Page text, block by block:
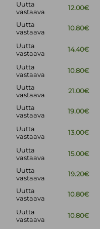
Uutta
vastaava
12.00€
Uutta
vastaava
10.80€
Uutta
vastaava
14.40€
Uutta
vastaava
10.80€
Uutta
vastaava
21.00€
Uutta
vastaava
19.00€
Uutta
vastaava
13.00€
Uutta
vastaava
15.00€
Uutta
vastaava
19.20€
Uutta
vastaava
10.80€
Uutta
vastaava
10.80€